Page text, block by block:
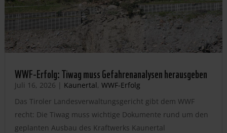
WWF-Erfolg: Tiwag muss Gefahrenanalysen herausgeben
Juli 16, 2026 | Kaunertal, WWF-Erfolg
Das Tiroler Landesverwaltungsgericht gibt dem WWF
recht: Die Tiwag muss wichtige Dokumente rund um den
geplanten Ausbau des Kraftwerks Kaunertal